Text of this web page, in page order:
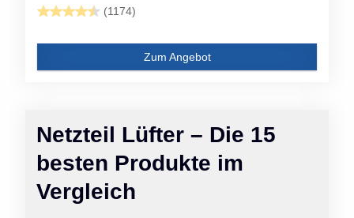
Netzteil Lüfter – Die 15
besten Produkte im
Vergleich
(1174)
Zum Angebot